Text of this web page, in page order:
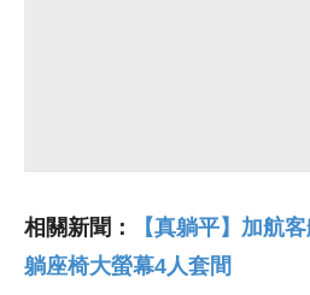
相關新聞：
【真躺平】加航
躺座椅大螢幕4人套間